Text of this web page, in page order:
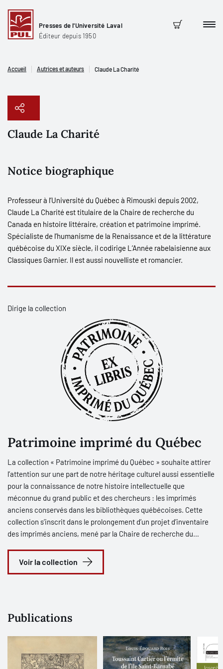
Presses de l'Université Laval
Éditeur depuis 1950
Panier
Accueil Autrices et auteurs Claude La Charité
Claude La Charité
Notice biographique
Professeur à l’Université du Québec à Rimouski depuis 2002,
Claude La Charité est titulaire de la Chaire de recherche du
Canada en histoire littéraire, création et patrimoine imprimé.
Spécialiste de l’humanisme de la Renaissance et de la littérature
québécoise du XIXe siècle, il codirige L’Année rabelaisienne aux
Classiques Garnier. Il est aussi nouvelliste et romancier.
Dirige la collection
Patrimoine imprimé du Québec
La collection « Patrimoine imprimé du Québec » souhaite attirer
l’attention sur une part de notre héritage culturel aussi essentielle
pour la connaissance de notre histoire intellectuelle que
méconnue du grand public et des chercheurs : les imprimés
anciens conservés dans les bibliothèques québécoises. Cette
collection s’inscrit dans le prolongement d’un projet d’inventaire
des imprimés anciens, mené par la Chaire de recherche du
en rhétorique, en collaboration avec Bibliothèque et Archives
nationales du Québec et la bibliothèque de l’Université du Québec
mais disséminé sur l’ensemble du territoire, dans divers
ecclésiastiques ou des communautés religieuses. Dans ce
contexte, notre connaissance encore lacunaire de ces fonds
exige une vision plus globale, susceptible aussi bien de favoriser
Voir la collection
Publications